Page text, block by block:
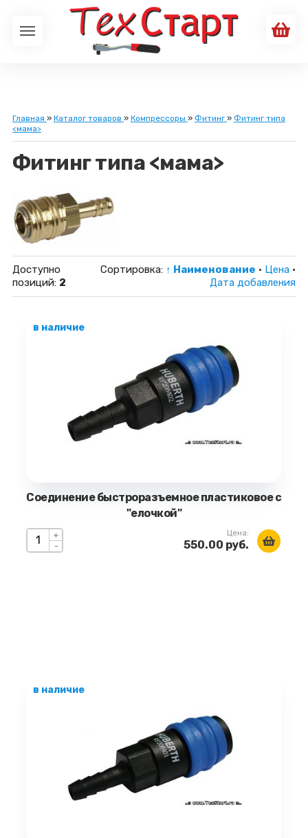
Главная » Каталог товаров » Компрессоры » Фитинг » Фитинг типа
<мама>
Фитинг типа <мама>
Доступно
позиций: 2
Сортировка: ↑ Наименование · Цена·
Дата добавления
в наличие
Соединение быстроразъемное пластиковое с
"елочкой"
+
-
Цена:
550.00 руб.
в наличие